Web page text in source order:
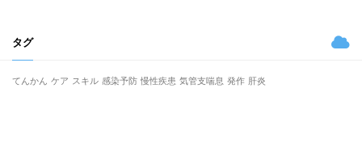
タグ
てんかん ケア スキル 感染予防 慢性疾患 気管支喘息 発作 肝炎